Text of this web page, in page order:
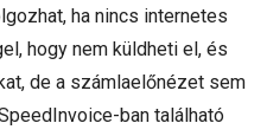
ha nincs internetes
hogy nem küldheti el, és
de a számlaelőnézet sem
ban található